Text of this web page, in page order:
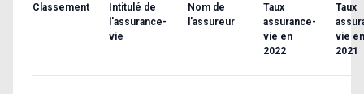
Classement
Intitulé de
l'assurance-
vie
Nom de
l’assureur
Taux
assurance-
vie en
2022
Taux
vie en
2021